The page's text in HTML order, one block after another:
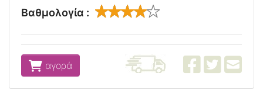
Βαθμολογία :
αγορά